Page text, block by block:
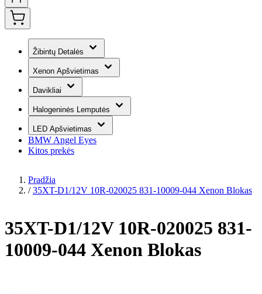
Žibintų Detalės
Xenon Apšvietimas
Davikliai
Halogeninės Lemputės
LED Apšvietimas
BMW Angel Eyes
Kitos prekės
Pradžia
/ 35XT-D1/12V 10R-020025 831-10009-044 Xenon Blokas
35XT-D1/12V 10R-020025 831-
10009-044 Xenon Blokas